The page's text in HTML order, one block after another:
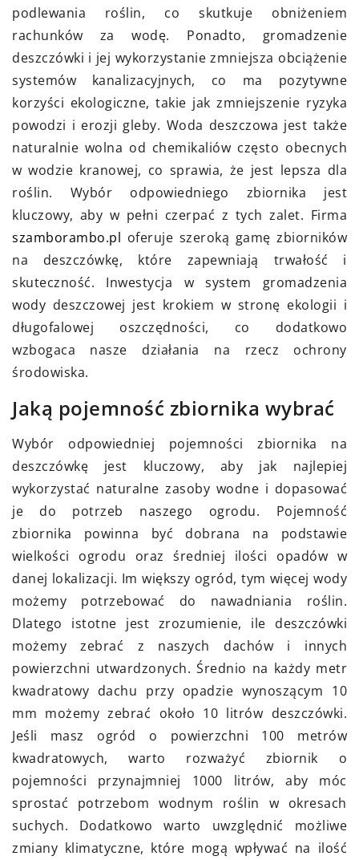
podlewania roślin, co skutkuje obniżeniem
rachunków za wodę. Ponadto, gromadzenie
deszczówki i jej wykorzystanie zmniejsza obciążenie
systemów kanalizacyjnych, co ma pozytywne
korzyści ekologiczne, takie jak zmniejszenie ryzyka
powodzi i erozji gleby. Woda deszczowa jest także
naturalnie wolna od chemikaliów często obecnych
w wodzie kranowej, co sprawia, że jest lepsza dla
roślin. Wybór odpowiedniego zbiornika jest
kluczowy, aby w pełni czerpać z tych zalet. Firma
szamborambo.pl oferuje szeroką gamę zbiorników
na deszczówkę, które zapewniają trwałość i
skuteczność. Inwestycja w system gromadzenia
wody deszczowej jest krokiem w stronę ekologii i
długofalowej oszczędności, co dodatkowo
wzbogaca nasze działania na rzecz ochrony
środowiska.
Jaką pojemność zbiornika wybrać
Wybór odpowiedniej pojemności zbiornika na
deszczówkę jest kluczowy, aby jak najlepiej
wykorzystać naturalne zasoby wodne i dopasować
je do potrzeb naszego ogrodu. Pojemność
zbiornika powinna być dobrana na podstawie
wielkości ogrodu oraz średniej ilości opadów w
danej lokalizacji. Im większy ogród, tym więcej wody
możemy potrzebować do nawadniania roślin.
Dlatego istotne jest zrozumienie, ile deszczówki
możemy zebrać z naszych dachów i innych
powierzchni utwardzonych. Średnio na każdy metr
kwadratowy dachu przy opadzie wynoszącym 10
mm możemy zebrać około 10 litrów deszczówki.
Jeśli masz ogród o powierzchni 100 metrów
kwadratowych, warto rozważyć zbiornik o
pojemności przynajmniej 1000 litrów, aby móc
sprostać potrzebom wodnym roślin w okresach
suchych. Dodatkowo warto uwzględnić możliwe
zmiany klimatyczne, które mogą wpływać na ilość